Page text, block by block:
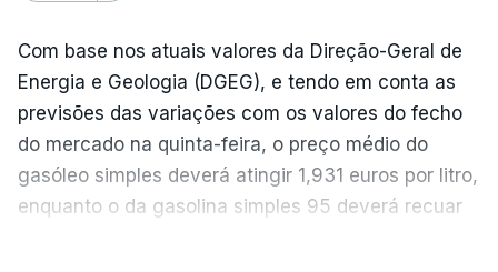
fenómeno El Niño na produção asiática, observou a
FAO. No entanto, o índice mantém-se 8% abaixo do
registado no ano passado.
A onda de calor que atingiu a Europa em
Com base nos atuais valores da Direção-Geral de
Energia e Geologia (DGEG), e tendo em conta as
previsões das variações com os valores do fecho
do mercado na quinta-feira, o preço médio do
gasóleo simples deverá atingir 1,931 euros por litro,
enquanto o da gasolina simples 95 deverá recuar